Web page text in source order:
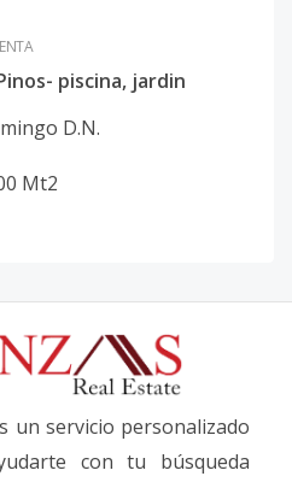
piscina, jardin
D.N.
Mt2
un servicio personalizado
con tu búsqueda